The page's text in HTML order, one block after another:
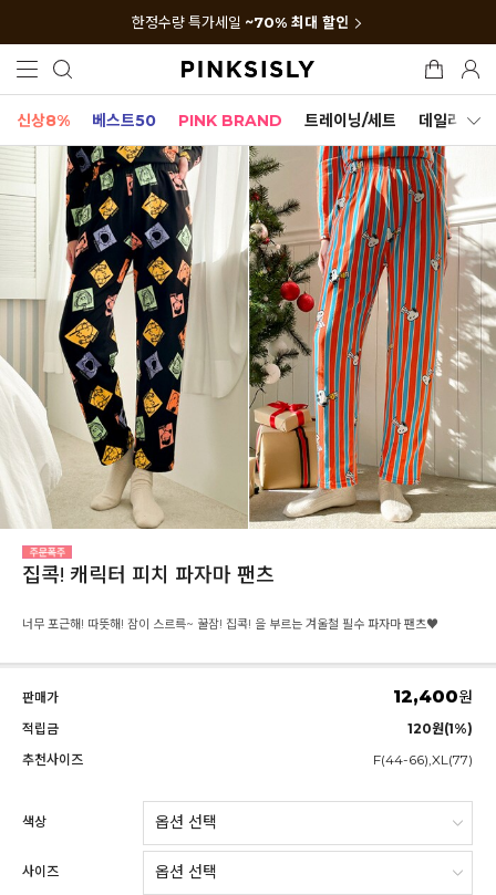
한정수량 특가세일 ~70% 최대 할인
신상8% 베스트50 PINK BRAND 트레이닝/세트 데일리세트
집콕! 캐릭터 피치 파자마 팬츠
너무 포근해! 따뜻해! 잠이 스르륵~ 꿀잠! 집콕! 을 부르는 겨울철 필수 파자마 팬츠♥
판매가 12,400원
적립금
120원(1%)
추천사이즈
F(44-66),XL(77)
색상
사이즈